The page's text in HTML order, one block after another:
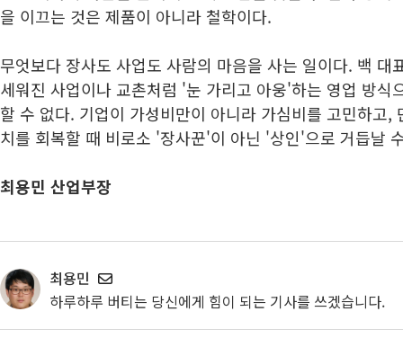
을 이끄는 것은 제품이 아니라 철학이다.
무엇보다 장사도 사업도 사람의 마음을 사는 일이다. 백 대
세워진 사업이나 교촌처럼 '눈 가리고 아웅'하는 영업 방식
할 수 없다. 기업이 가성비만이 아니라 가심비를 고민하고,
치를 회복할 때 비로소 '장사꾼'이 아닌 '상인'으로 거듭날
최용민 산업부장
최용민
하루하루 버티는 당신에게 힘이 되는 기사를 쓰겠습니다.